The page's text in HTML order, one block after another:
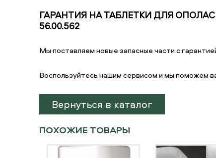
ГАРАНТИЯ НА ТАБЛЕТКИ ДЛЯ
56.00.562
Мы поставляем новые запасные части с
Воспользуйтесь нашим сервисом и мы поможем
Вернуться в каталог
ПОХОЖИЕ ТОВАРЫ